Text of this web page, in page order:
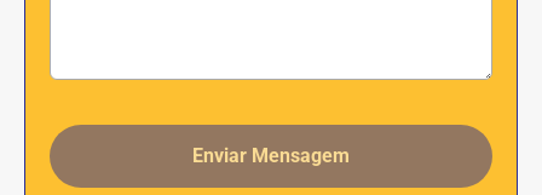
Enviar Mensagem